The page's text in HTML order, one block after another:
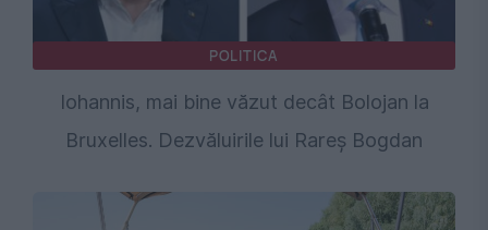
POLITICA
Iohannis, mai bine văzut decât Bolojan la
Bruxelles. Dezvăluirile lui Rareș Bogdan